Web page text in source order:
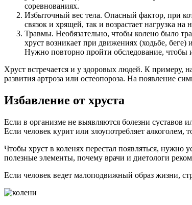
соревнованиях.
Избыточный вес тела. Опасный фактор, при
связок и хрящей, так и возрастает нагрузка на
Травмы. Необязательно, чтобы колено было
хруст возникает при движениях (ходьбе,
Нужно повторно пройти обследование, чтобы
Хруст встречается и у здоровых людей. К примеру,
развития артроза или остеопороза. На появление
Избавление от хруста
Если в организме не выявляются болезни суставов
Если человек курит или злоупотребляет
Чтобы хруст в коленях перестал появляться, нужно
полезные элементы, почему врачи и диетологи
Если человек ведет малоподвижный образ жизни,